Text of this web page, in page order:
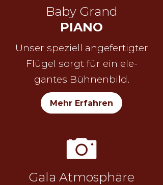
Baby Grand
PIANO
Unser speziell angefertigter
Flügel sorgt für ein ele-
gantes Bühnenbild.
Mehr Erfahren
Gala Atmosphäre